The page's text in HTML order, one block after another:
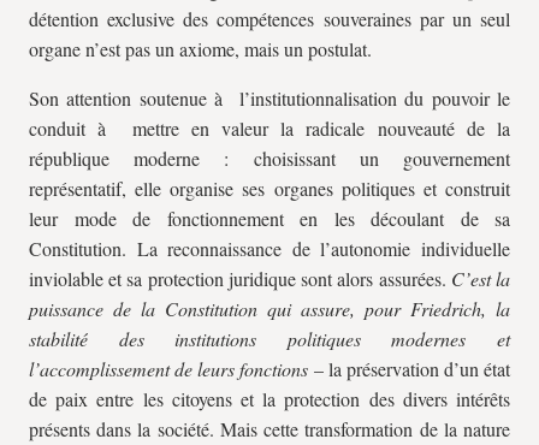
détention exclusive des compétences souveraines par un seul
organe n’est pas un axiome, mais un postulat.
Son attention soutenue à l’institutionnalisation du pouvoir le
conduit à mettre en valeur la radicale nouveauté de la
république moderne : choisissant un gouvernement
représentatif, elle organise ses organes politiques et construit
leur mode de fonctionnement en les découlant de sa
Constitution. La reconnaissance de l’autonomie individuelle
inviolable et sa protection juridique sont alors assurées. C’est la
puissance de la Constitution qui assure, pour Friedrich, la
stabilité des institutions politiques modernes et
l’accomplissement de leurs fonctions – la préservation d’un état
de paix entre les citoyens et la protection des divers intérêts
présents dans la société. Mais cette transformation de la nature